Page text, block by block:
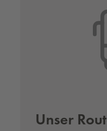
Unser